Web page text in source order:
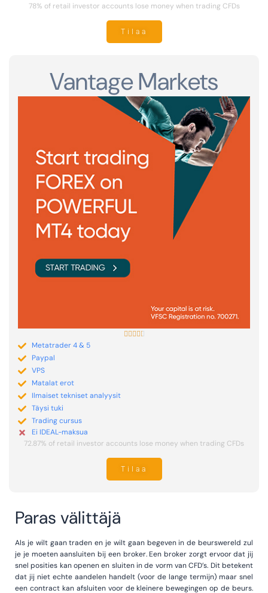
78% of retail investor accounts lose money when trading CFDs
Tilaa
Vantage Markets

Metatrader 4 & 5
Paypal
VPS
Matalat erot
Ilmaiset tekniset analyysit
Täysi tuki
Trading cursus
Ei IDEAL-maksua
72.87% of retail investor accounts lose money when trading CFDs
Tilaa
Paras välittäjä
Als je wilt gaan traden en je wilt gaan begeven in de beurswereld zul
je je moeten aansluiten bij een broker. Een broker zorgt ervoor dat jij
snel posities kan openen en sluiten in de vorm van CFD’s. Dit betekent
dat jij niet echte aandelen handelt (voor de lange termijn) maar snel
een contract kan afsluiten voor de kleinere bewegingen op de beurs.